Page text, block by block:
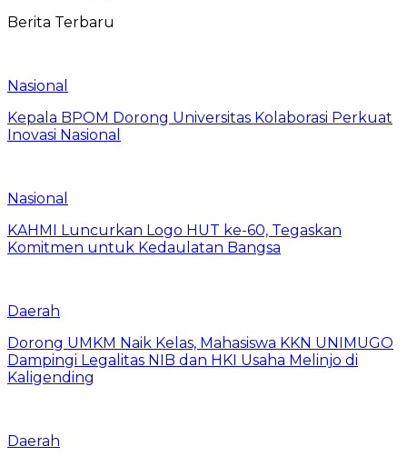
Berita Terbaru
Nasional
Kepala BPOM Dorong Universitas Kolaborasi Perkuat
Inovasi Nasional
Nasional
KAHMI Luncurkan Logo HUT ke-60, Tegaskan
Komitmen untuk Kedaulatan Bangsa
Daerah
Dorong UMKM Naik Kelas, Mahasiswa KKN UNIMUGO
Dampingi Legalitas NIB dan HKI Usaha Melinjo di
Kaligending
Daerah